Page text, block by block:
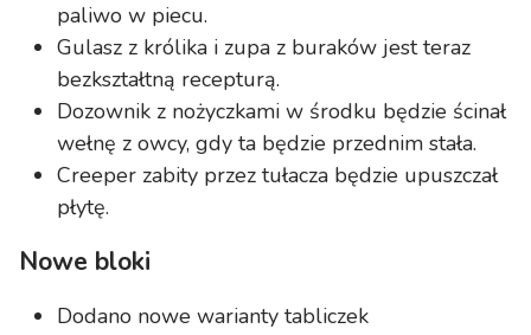
paliwo w piecu.
Gulasz z królika i zupa z buraków jest teraz
bezkształtną recepturą.
Dozownik z nożyczkami w środku będzie ścinał
wełnę z owcy, gdy ta będzie przednim stała.
Creeper zabity przez tułacza będzie upuszczał
płytę.
Nowe bloki
Dodano nowe warianty tabliczek